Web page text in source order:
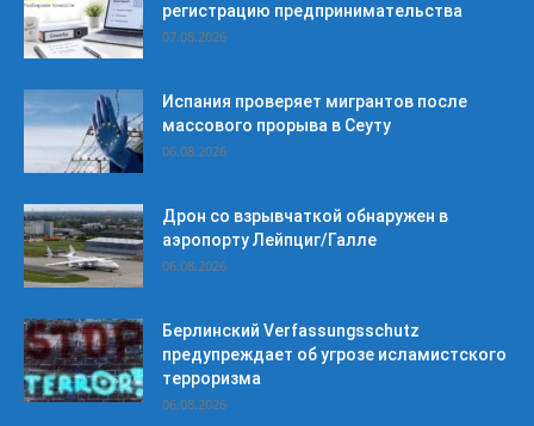
регистрацию предпринимательства
07.08.2026
Испания проверяет мигрантов после
массового прорыва в Сеуту
06.08.2026
Дрон со взрывчаткой обнаружен в
аэропорту Лейпциг/Галле
06.08.2026
Берлинский Verfassungsschutz
предупреждает об угрозе исламистского
терроризма
06.08.2026